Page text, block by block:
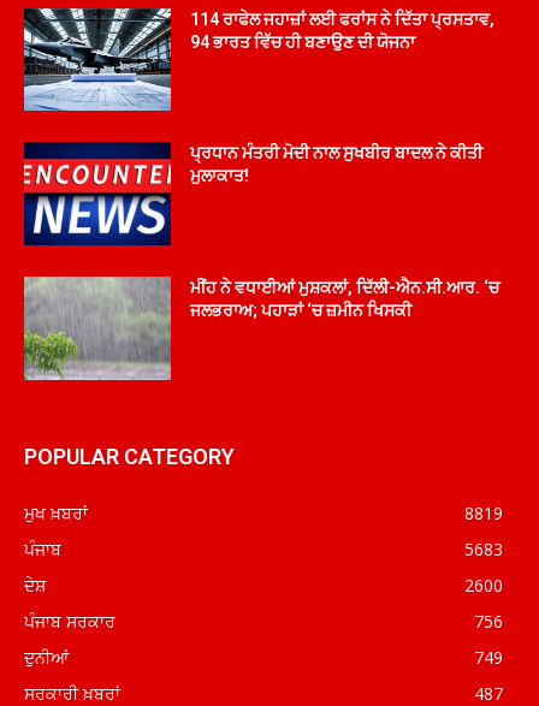
114 ਰਾਫੇਲ ਜਹਾਜ਼ਾਂ ਲਈ ਫਰਾਂਸ ਨੇ ਦਿੱਤਾ ਪ੍ਰਸਤਾਵ,
94 ਭਾਰਤ ਵਿੱਚ ਹੀ ਬਣਾਉਣ ਦੀ ਯੋਜਨਾ
ਪ੍ਰਧਾਨ ਮੰਤਰੀ ਮੋਦੀ ਨਾਲ ਸੁਖਬੀਰ ਬਾਦਲ ਨੇ ਕੀਤੀ
ਮੁਲਾਕਾਤ!
ਮੀਂਹ ਨੇ ਵਧਾਈਆਂ ਮੁਸ਼ਕਲਾਂ, ਦਿੱਲੀ-ਐਨ.ਸੀ.ਆਰ. ‘ਚ
ਜਲਭਰਾਅ; ਪਹਾੜਾਂ ‘ਚ ਜ਼ਮੀਨ ਖਿਸਕੀ
POPULAR CATEGORY
ਮੁਖ ਖ਼ਬਰਾਂ
8819
ਪੰਜਾਬ
5683
ਦੇਸ਼
2600
ਪੰਜਾਬ ਸਰਕਾਰ
756
ਦੁਨੀਆਂ
749
ਸਰਕਾਰੀ ਖ਼ਬਰਾਂ
487